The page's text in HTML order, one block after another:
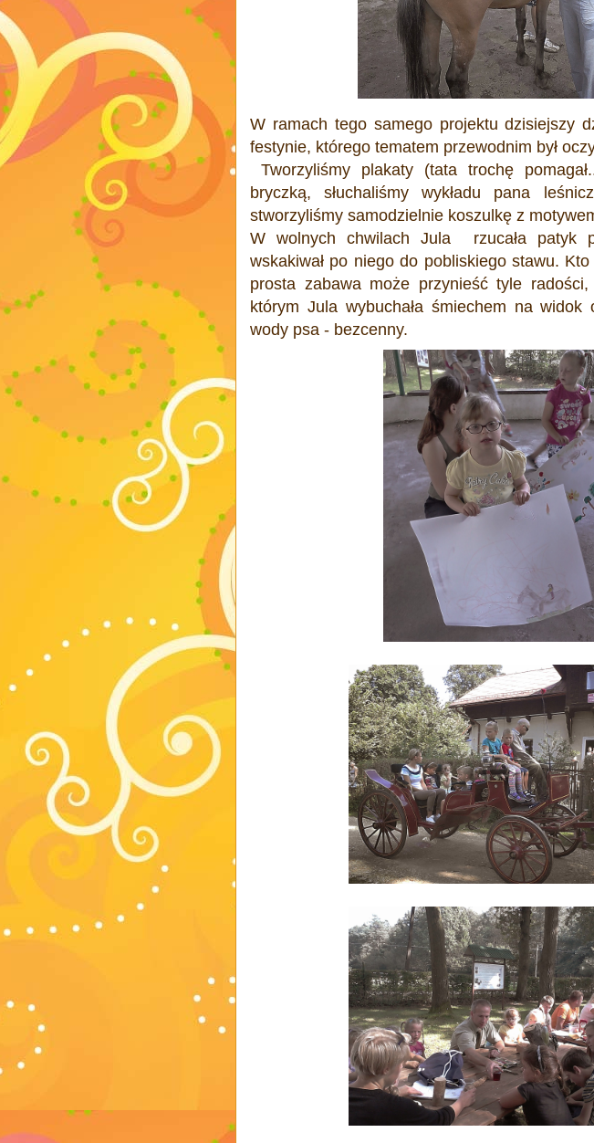
W ramach tego samego projektu dzisiejszy
festynie, którego tematem przewodnim był
Tworzyliśmy plakaty (tata trochę
bryczką, słuchaliśmy wykładu pana
stworzyliśmy samodzielnie koszulkę z
W wolnych chwilach Jula rzucała patyk
wskakiwał po niego do pobliskiego stawu.
prosta zabawa może przynieść tyle
którym Jula wybuchała śmiechem na widok
wody psa - bezcenny.